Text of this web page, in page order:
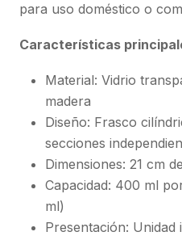
para uso doméstico o
Características
Material: Vidrio
madera
Diseño: Frasco
secciones
Dimensiones: 21 cm
Capacidad: 400 ml
ml)
Presentación: Unidad